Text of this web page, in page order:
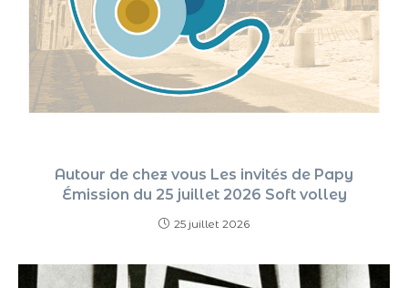
Autour de chez vous Les invités de Papy
Émission du 25 juillet 2026 Soft volley
25 juillet 2026